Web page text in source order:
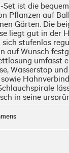
Set ist die
Pflanzen auf
Gärten. Die
liegt gut in der
sich stufenlos
auf Wunsch
umfasst
Wasserstop und
in seine
punktgenau und